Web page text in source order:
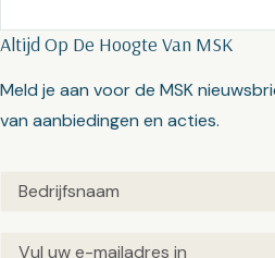
Altijd Op De Hoogte Van MSK
Meld je aan voor de MSK
van aanbiedingen en acties.
Untitled(Vereist)
Email(Vereist)